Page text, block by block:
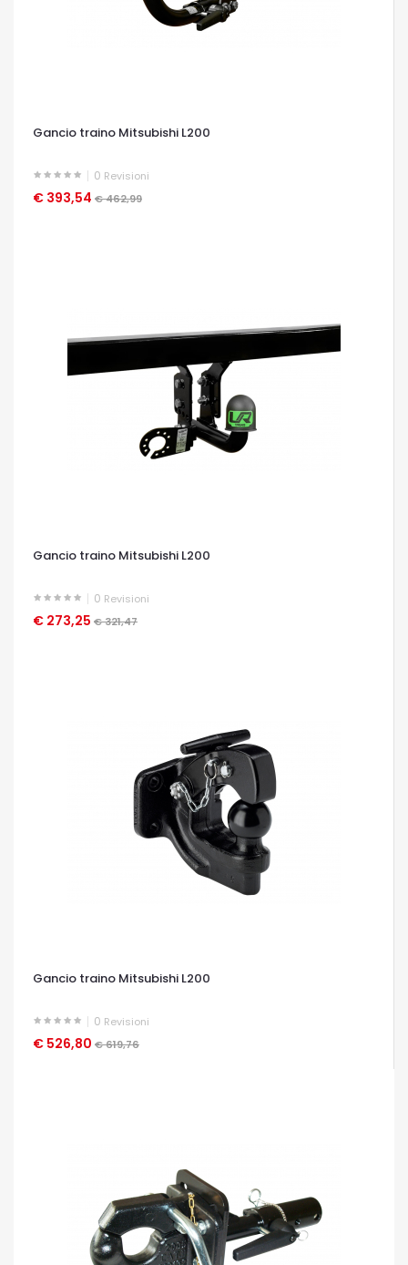
Gancio traino Mitsubishi L200
0 Revisioni
€ 393,54 € 462,99
OCCHIATA VELOCE
Gancio traino Mitsubishi L200
0 Revisioni
€ 273,25 € 321,47
OCCHIATA VELOCE
Gancio traino Mitsubishi L200
0 Revisioni
€ 526,80 € 619,76
OCCHIATA VELOCE